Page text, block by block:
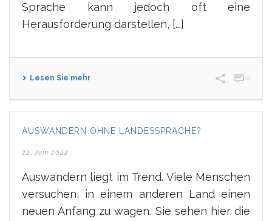
Sprache kann jedoch oft eine
Herausforderung darstellen, [...]
Lesen Sie mehr 0
AUSWANDERN OHNE LANDESSPRACHE?
22. Juni 2022
Auswandern liegt im Trend. Viele Menschen
versuchen, in einem anderen Land einen
neuen Anfang zu wagen. Sie sehen hier die